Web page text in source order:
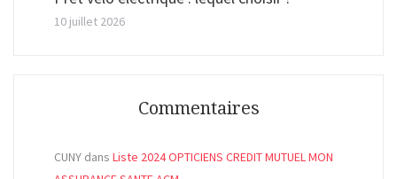
10 juillet 2026
Commentaires
CUNY dans Liste 2024 OPTICIENS CREDIT MUTUEL MON